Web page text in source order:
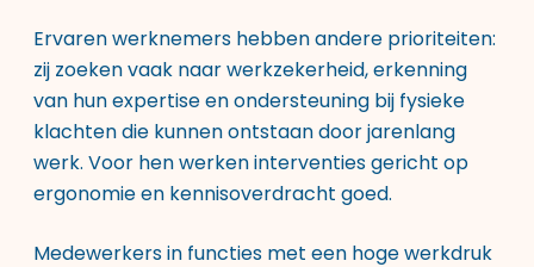
Ervaren werknemers hebben andere prioriteiten:
zij zoeken vaak naar werkzekerheid, erkenning
van hun expertise en ondersteuning bij fysieke
klachten die kunnen ontstaan door jarenlang
werk. Voor hen werken interventies gericht op
ergonomie en kennisoverdracht goed.
Medewerkers in functies met een hoge werkdruk